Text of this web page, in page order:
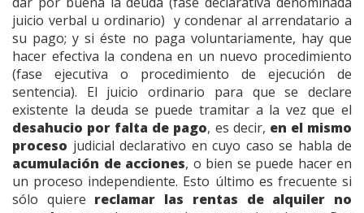
juicio verbal u ordinario) y condenar al arrendatario a
su pago; y si éste no paga voluntariamente, hay que
hacer efectiva la condena en un nuevo procedimiento
(fase ejecutiva o procedimiento de ejecución de
sentencia). El juicio ordinario para que se declare
existente la deuda se puede tramitar a la vez que el
desahucio por falta de pago, es decir, en el mismo
proceso judicial declarativo en cuyo caso se habla de
acumulación de acciones, o bien se puede hacer en
un proceso independiente. Esto último es frecuente si
sólo quiere reclamar las rentas de alquiler no